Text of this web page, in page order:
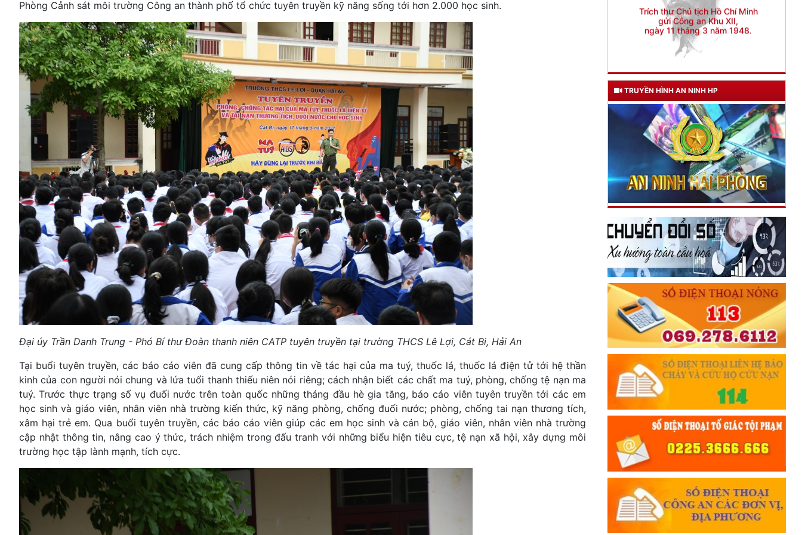
Phòng Cảnh sát môi trường Công an thành phố tổ chức tuyên truyền kỹ năng sống tới hơn 2.000 học sinh.
Đại úy Trần Danh Trung - Phó Bí thư Đoàn thanh niên CATP tuyên truyền tại trường THCS Lê Lợi, Cát Bi, Hải An
Tại buổi tuyên truyền, các báo cáo viên đã cung cấp thông tin về tác hại của ma tuý, thuốc lá, thuốc lá điện tử tới hệ thần
kinh của con người nói chung và lứa tuổi thanh thiếu niên nói riêng; cách nhận biết các chất ma tuý, phòng, chống tệ nạn ma
tuý. Trước thực trạng số vụ đuối nước trên toàn quốc những tháng đầu hè gia tăng, báo cáo viên tuyên truyền tới các em
học sinh và giáo viên, nhân viên nhà trường kiến thức, kỹ năng phòng, chống đuối nước; phòng, chống tai nạn thương tích,
xâm hại trẻ em. Qua buổi tuyên truyền, các báo cáo viên giúp các em học sinh và cán bộ, giáo viên, nhân viên nhà trường
cập nhật thông tin, nâng cao ý thức, trách nhiệm trong đấu tranh với những biểu hiện tiêu cực, tệ nạn xã hội, xây dựng môi
trường học tập lành mạnh, tích cực.
TRUYỀN HÌNH AN NINH HP